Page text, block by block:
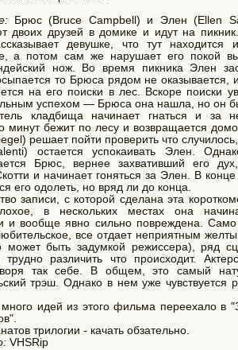
Брюс (Bruce Campbell) и Элен (Ellen
двоих друзей в домике и идут на
девушке, что тут находится
а потом сам же нарушает его покой
нож. Во время пикника Элен
то Брюса рядом не оказывается,
на его поиски в лес. Вскоре поиски
успехом — Брюса она нашла, но он
кладбища начинает гнаться и за
минут бежит по лесу и возвращается
решает пойти проверить что
остается успокаивать Элен.
Брюс, вернее захвативший его
и начинает гоняться за Элен. В
его одолеть, но вряд ли до конца.
записи, с которой сделана эта
в нескольких местах она
и вообще явно сильно повреждена. Само
все отдает неприятным
может быть задумкой режиссера), ряд
различить что происходит.
так себе. В общем, это самый
трэш. Однако в нем уже чувствуется
идей из этого фильма переехало в
трилогии - качать обзательно.
VHSRip